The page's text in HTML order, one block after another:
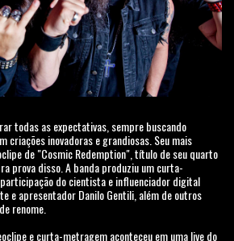
todas as expectativas, sempre buscando
criações inovadoras e grandiosas. Seu mais
de "Cosmic Redemption", título de seu quarto
prova disso. A banda produziu um curta-
do cientista e influenciador digital
e apresentador Danilo Gentili, além de outros
renome.
e curta-metragem aconteceu em uma live do